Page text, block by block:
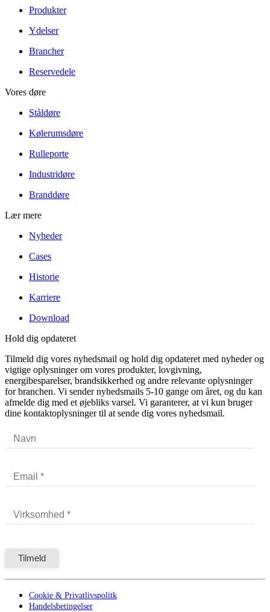
Produkter
Ydelser
Brancher
Reservedele
Vores døre
Ståldøre
Kølerumsdøre
Rulleporte
Industridøre
Branddøre
Lær mere
Nyheder
Cases
Historie
Karriere
Download
Hold dig opdateret
Tilmeld dig vores nyhedsmail og hold dig opdateret med nyheder og
vigtige oplysninger om vores produkter, lovgivning,
energibesparelser, brandsikkerhed og andre relevante oplysninger
for branchen. Vi sender nyhedsmails 5-10 gange om året, og du kan
afmelde dig med et øjebliks varsel. Vi garanterer, at vi kun bruger
dine kontaktoplysninger til at sende dig vores nyhedsmail.
Cookie & Privatlivspolitk
Handelsbetingelser